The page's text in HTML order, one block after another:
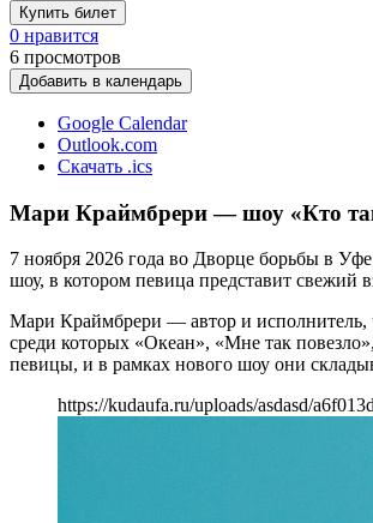
Купить билет
0 нравится
6 просмотров
Добавить в календарь
Google Calendar
Outlook.com
Скачать .ics
Мари Краймбрери — шоу «Кто
7 ноября 2026 года во Дворце борьбы в
шоу, в котором певица представит свежий
Мари Краймбрери — автор и исполнитель,
среди которых «Океан», «Мне так
певицы, и в рамках нового шоу они
https://kudaufa.ru/uploads/asdasd/